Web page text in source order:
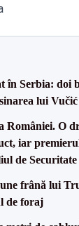
în Serbia: doi
lui Vučić
României. O
iar
de Securitate
frână lui
de foraj